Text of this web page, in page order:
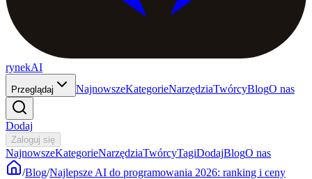
rynekAI
Przeglądaj NajnowszeKategorieNarzędziaTwórcyBlogO nas
Dodaj
Zaloguj się
NajnowszeKategorieNarzędziaTwórcyTagiDodajBlogO nas
/Blog/Najlepsze AI do programowania 2026: ranking i ceny